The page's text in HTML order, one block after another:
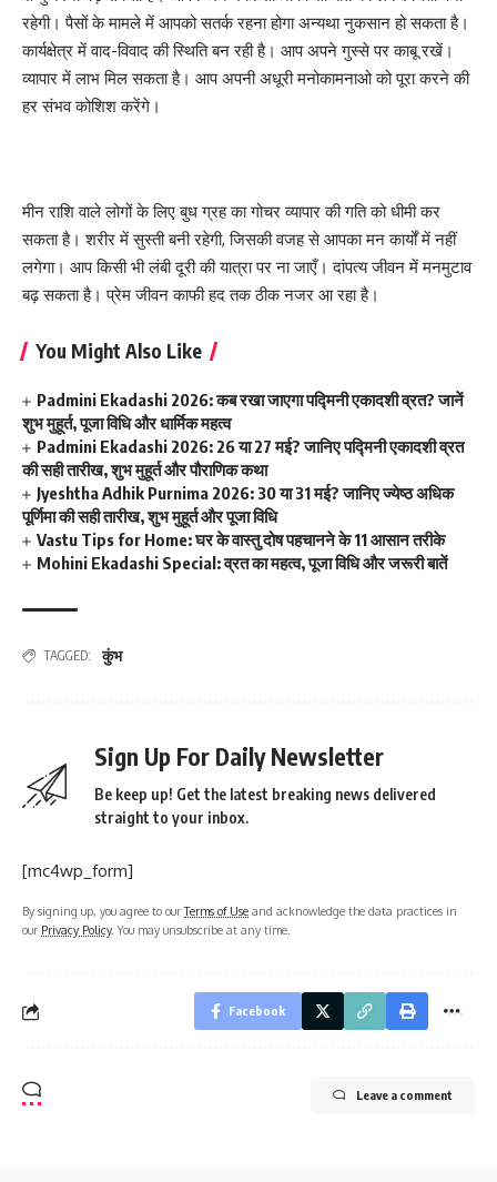
रहेगी। पैसों के मामले में आपको सतर्क रहना होगा अन्यथा नुकसान हो सकता है।
कार्यक्षेत्र में वाद-विवाद की स्थिति बन रही है। आप अपने गुस्से पर काबू रखें।
व्यापार में लाभ मिल सकता है। आप अपनी अधूरी मनोकामनाओ को पूरा करने की
हर संभव कोशिश करेंगे।
मीन राशि वाले लोगों के लिए बुध ग्रह का गोचर व्यापार की गति को धीमी कर
सकता है। शरीर में सुस्ती बनी रहेगी, जिसकी वजह से आपका मन कार्यों में नहीं
लगेगा। आप किसी भी लंबी दूरी की यात्रा पर ना जाएँ। दांपत्य जीवन में मनमुटाव
बढ़ सकता है। प्रेम जीवन काफी हद तक ठीक नजर आ रहा है।
You Might Also Like
Padmini Ekadashi 2026: कब रखा जाएगा पद्मिनी एकादशी व्रत? जानें
शुभ मुहूर्त, पूजा विधि और धार्मिक महत्व
Padmini Ekadashi 2026: 26 या 27 मई? जानिए पद्मिनी एकादशी व्रत
की सही तारीख, शुभ मुहूर्त और पौराणिक कथा
Jyeshtha Adhik Purnima 2026: 30 या 31 मई? जानिए ज्येष्ठ अधिक
पूर्णिमा की सही तारीख, शुभ मुहूर्त और पूजा विधि
Vastu Tips for Home: घर के वास्तु दोष पहचानने के 11 आसान तरीके
Mohini Ekadashi Special: व्रत का महत्व, पूजा विधि और जरूरी बातें
TAGGED: कुंभ
Sign Up For Daily Newsletter
Be keep up! Get the latest breaking news delivered
straight to your inbox.
[mc4wp_form]
By signing up, you agree to ourTerms of Use and acknowledge the data practices in
our Privacy Policy. You may unsubscribe at any time.
Facebook
Leave a comment